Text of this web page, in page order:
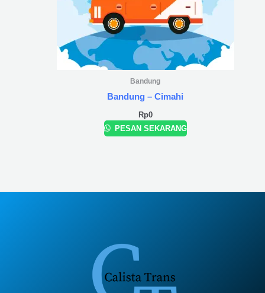
Bandung
Bandung – Cimahi
Rp0
PESAN SEKARANG